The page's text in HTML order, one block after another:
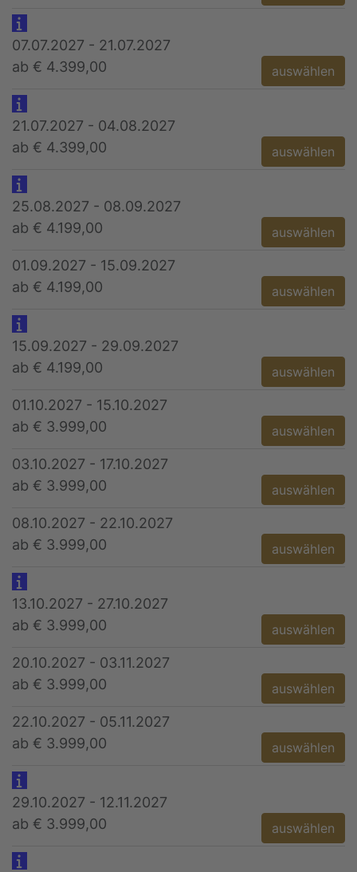
07.07.2027 - 21.07.2027
ab € 4.399,00
auswählen
21.07.2027 - 04.08.2027
ab € 4.399,00
auswählen
25.08.2027 - 08.09.2027
ab € 4.199,00
auswählen
01.09.2027 - 15.09.2027
ab € 4.199,00
auswählen
15.09.2027 - 29.09.2027
ab € 4.199,00
auswählen
01.10.2027 - 15.10.2027
ab € 3.999,00
auswählen
03.10.2027 - 17.10.2027
ab € 3.999,00
auswählen
08.10.2027 - 22.10.2027
ab € 3.999,00
auswählen
13.10.2027 - 27.10.2027
ab € 3.999,00
auswählen
20.10.2027 - 03.11.2027
ab € 3.999,00
auswählen
22.10.2027 - 05.11.2027
ab € 3.999,00
auswählen
29.10.2027 - 12.11.2027
ab € 3.999,00
auswählen